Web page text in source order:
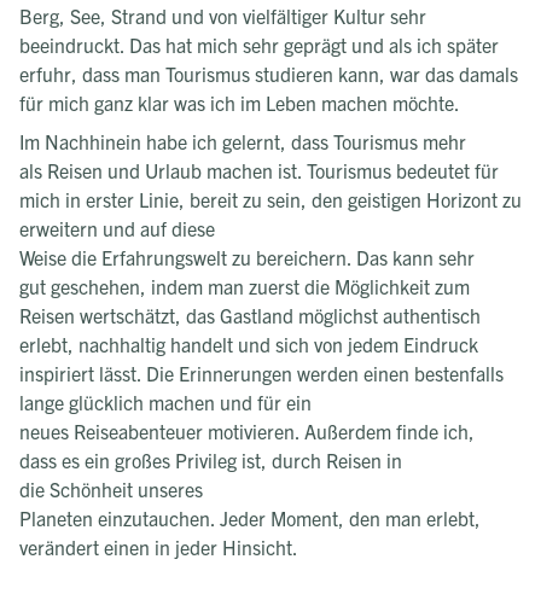
Berg, See, Strand und von vielfältiger Kultur sehr
beeindruckt. Das hat mich sehr geprägt und als ich später
erfuhr, dass man Tourismus studieren kann, war das damals
für mich ganz klar was ich im Leben machen möchte.
Im Nachhinein habe ich gelernt, dass Tourismus mehr
als Reisen und Urlaub machen ist. Tourismus bedeutet für
mich in erster Linie, bereit zu sein, den geistigen Horizont zu
erweitern und auf diese
Weise die Erfahrungswelt zu bereichern. Das kann sehr
gut geschehen, indem man zuerst die Möglichkeit zum
Reisen wertschätzt, das Gastland möglichst authentisch
erlebt, nachhaltig handelt und sich von jedem Eindruck
inspiriert lässt. Die Erinnerungen werden einen bestenfalls
lange glücklich machen und für ein
neues Reiseabenteuer motivieren. Außerdem finde ich,
dass es ein großes Privileg ist, durch Reisen in
die Schönheit unseres
Planeten einzutauchen. Jeder Moment, den man erlebt,
verändert einen in jeder Hinsicht.